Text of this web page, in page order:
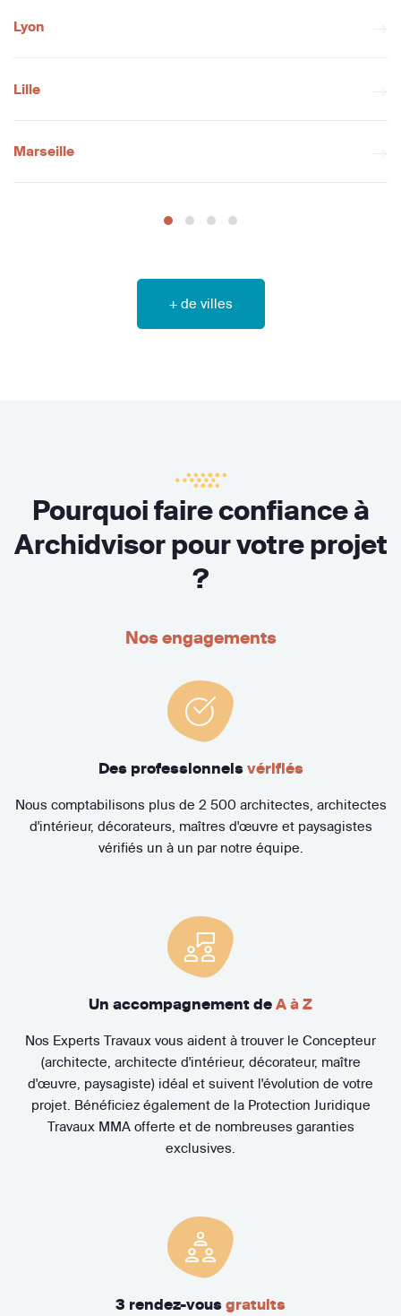
Lyon
Lille
Marseille
+ de villes
Pourquoi faire confiance à
Archidvisor pour votre projet
?
Nos engagements
Des professionnels vérifiés
Nous comptabilisons plus de 2 500 architectes, architectes
d'intérieur, décorateurs, maîtres d'œuvre et paysagistes
vérifiés un à un par notre équipe.
Un accompagnement de A à Z
Nos Experts Travaux vous aident à trouver le Concepteur
(architecte, architecte d'intérieur, décorateur, maître
d'œuvre, paysagiste) idéal et suivent l'évolution de votre
projet. Bénéficiez également de la Protection Juridique
Travaux MMA offerte et de nombreuses garanties
exclusives.
3 rendez-vous gratuits